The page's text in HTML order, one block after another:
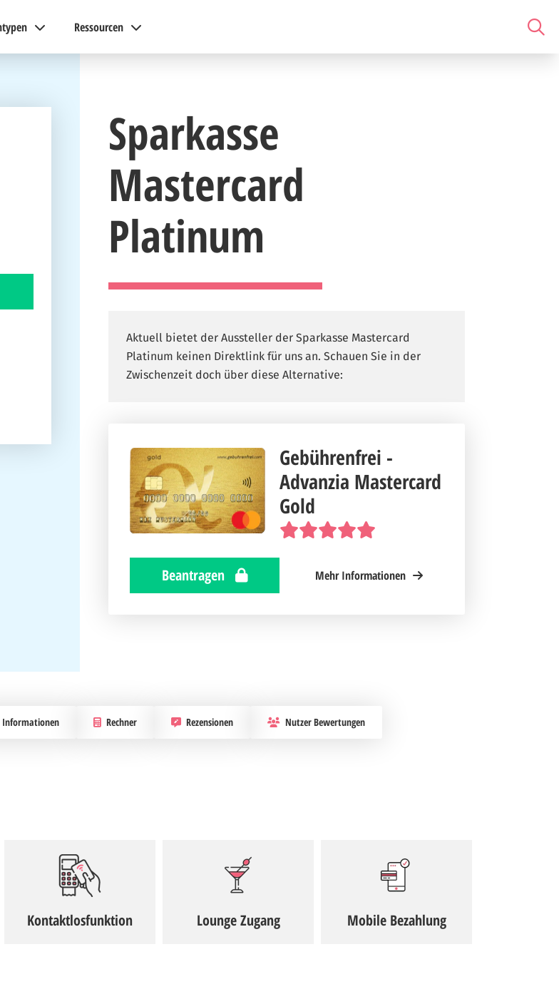
Ressourcen
Sparkasse
Mastercard
Platinum
Aktuell bietet der Aussteller der Sparkasse Mastercard
Platinum keinen Direktlink für uns an. Schauen Sie in der
Zwischenzeit doch über diese Alternative:
Gebührenfrei -
Advanzia Mastercard
Gold
Beantragen Mehr Informationen
Informationen Rechner Rezensionen Nutzer Bewertungen
Kontaktlosfunktion Lounge Zugang Mobile Bezahlung